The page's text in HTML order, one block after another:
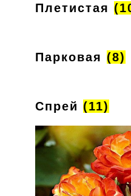
Плетистая
Парковая (8)
Спрей (11)